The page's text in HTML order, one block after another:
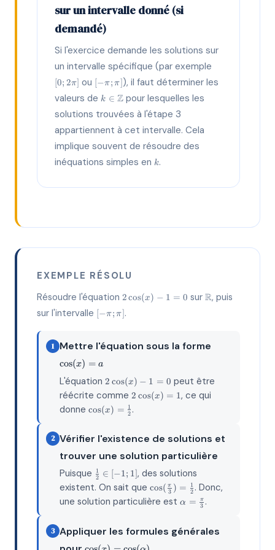
sur un intervalle donné (si
demandé)
Si l'exercice demande les solutions sur
un intervalle spécifique (par exemple
[0; 2π] ou [-
\pi;
\pi]
[−π; π]), il faut déterminer les
valeurs de k \in
\mathbb{Z}
k ∈ Zpour lesquelles les
solutions trouvées à l'étape 3
appartiennent à cet intervalle. Cela
implique souvent de résoudre des
inéquations simples en k
k.
EXEMPLE RÉSOLU
Résoudre l'équation 2\cos(x)
- 1 = 0
2 cos(x) − 1 = 0 sur\mathbb{R}
R, puis
sur l'intervalle [-
\pi;
[−π; π].
1 Mettre l'équation sous la forme
cos(x) = a
L'équation2\cos(x)
- 1 = 0
2 cos(x) − 1 = 0 peut être
réécrite comme2\cos(x)
2 cos(x) = 1, ce qui
donne\cos(x)
{2}
cos(x) = 2
1 .
2 Vérifier l'existence de solutions et
trouver une solution particulière
Puisque \frac{1}
{2} \in
[-1; 1]
2
1 ∈ [−1; 1], des solutions
existent. On sait que\cos(\frac{\pi}
{3}) =
\frac{1}{2}
cos( 3
π ) = 2
1 . Donc,
une solution particulière est\alpha =
\frac{\pi}
α = 3
π .
3 Appliquer les formules générales
\cos(x) =